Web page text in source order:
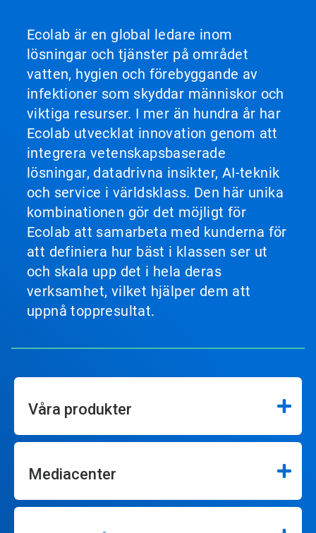
Ecolab är en global ledare inom
lösningar och tjänster på området
vatten, hygien och förebyggande av
infektioner som skyddar människor och
viktiga resurser. I mer än hundra år har
Ecolab utvecklat innovation genom att
integrera vetenskapsbaserade
lösningar, datadrivna insikter, AI-teknik
och service i världsklass. Den här unika
kombinationen gör det möjligt för
Ecolab att samarbeta med kunderna för
att definiera hur bäst i klassen ser ut
och skala upp det i hela deras
verksamhet, vilket hjälper dem att
uppnå toppresultat.
Våra produkter
Mediacenter